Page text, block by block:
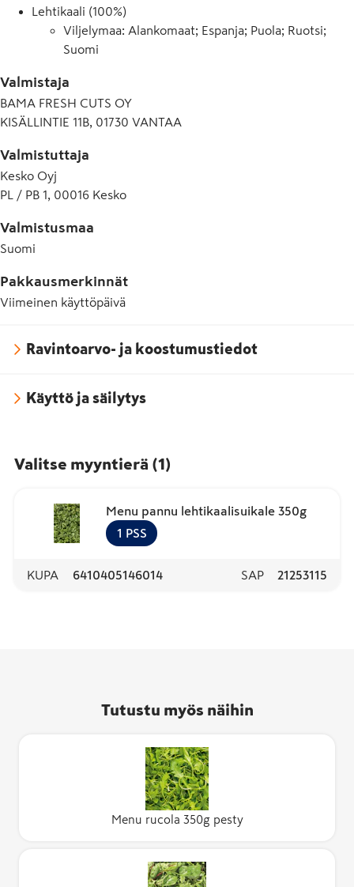
Lehtikaali (100%)
Viljelymaa: Alankomaat; Espanja; Puola; Ruotsi;
Suomi
Valmistaja
BAMA FRESH CUTS OY
KISÄLLINTIE 11B, 01730 VANTAA
Valmistuttaja
Kesko Oyj
PL / PB 1, 00016 Kesko
Valmistusmaa
Suomi
Pakkausmerkinnät
Viimeinen käyttöpäivä
Ravintoarvo- ja koostumustiedot
Käyttö ja säilytys
Valitse myyntierä (1)
Menu pannu lehtikaalisuikale 350g
1 PSS
KUPA 6410405146014 SAP 21253115
Tutustu myös näihin
Menu rucola 350g pesty